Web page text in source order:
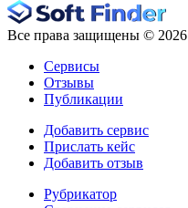
Все права защищены © 2026
Сервисы
Отзывы
Публикации
Добавить сервис
Прислать кейс
Добавить отзыв
Рубрикатор